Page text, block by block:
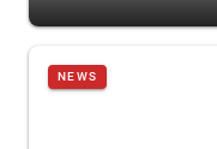
NEWS